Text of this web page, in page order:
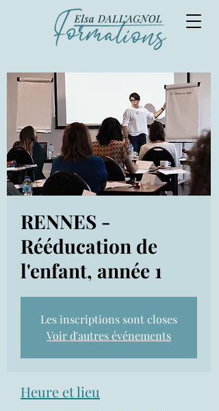
RENNES -
Rééducation de
l'enfant, année 1
Les inscriptions sont closes
Voir d'autres événements
Heure et lieu